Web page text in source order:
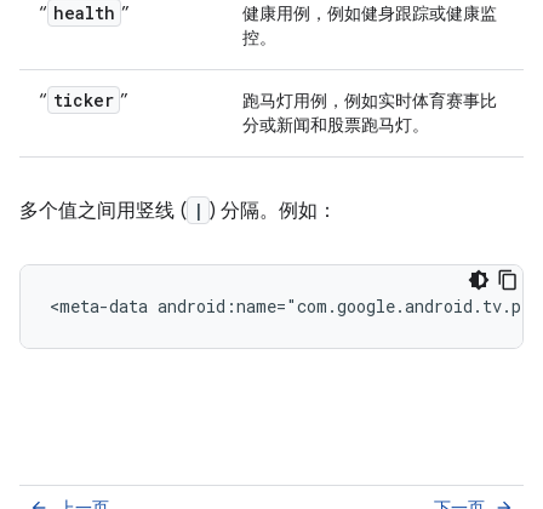
“ health ”
健康用例，例如健身跟踪或健康监
控。
“ ticker ”
跑马灯用例，例如实时体育赛事比
分或新闻和股票跑马灯。
多个值之间用竖线 ( | ) 分隔。例如：
<meta-data